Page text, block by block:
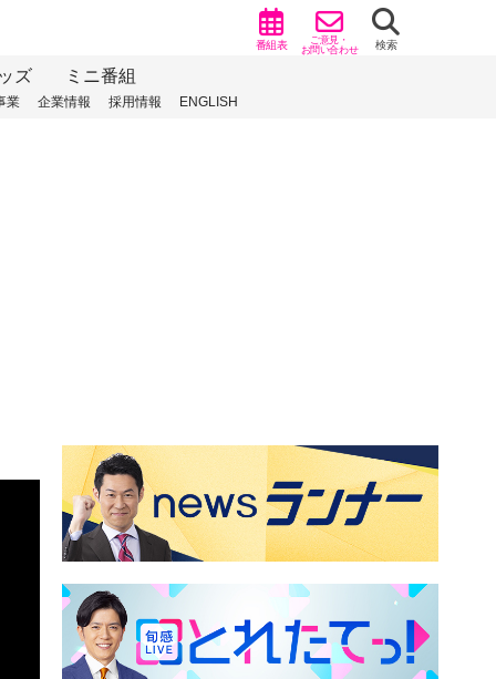
番組表 ご意見・
お問い合わせ 検索
ズ ミニ番組
業 企業情報 採用情報 ENGLISH